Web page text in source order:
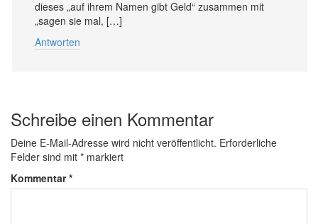
dieses „auf ihrem Namen gibt Geld“ zusammen mit
„sagen sie mal, […]
Antworten
Schreibe einen Kommentar
Deine E-Mail-Adresse wird nicht veröffentlicht. Erforderliche
Felder sind mit * markiert
Kommentar*